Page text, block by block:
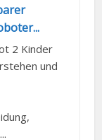
2 Kinder
und